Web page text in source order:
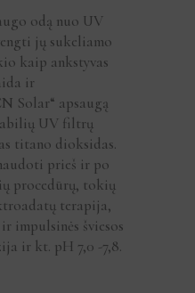
odą nuo UV
jų sukeliamo
kaip ankstyvas
ir
Solar“ apsaugą
UV filtrų
titano dioksidas.
prieš ir po
procedūrų, tokių
terapija,
impulsinės šviesos
ir kt. pH 7,0 -7,8.